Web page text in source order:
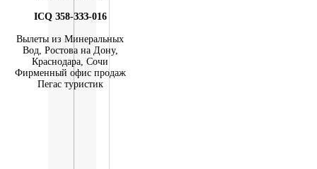
ICQ З58-ЗЗЗ-016
Вылеты из Минеральных
Вод, Ростова на Дону,
Краснодара, Сочи
Фирменный офис продаж
Пегас туристик